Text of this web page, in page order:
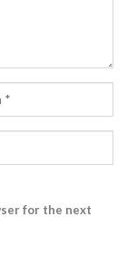
for the next